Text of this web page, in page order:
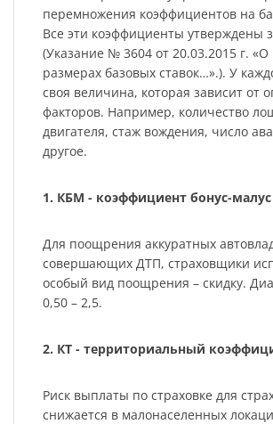
перемножения коэффициентов на
Все эти коэффициенты утверждены
(Указание № 3604 от 20.03.2015 г.
размерах базовых ставок…».). У
своя величина, которая зависит от
факторов. Например, количество
двигателя, стаж вождения, число
другое.
1. КБМ - коэффициент бонус-малус
Для поощрения аккуратных
совершающих ДТП, страховщики
особый вид поощрения – скидку.
0,50 – 2,5.
2. КТ - территориальный
Риск выплаты по страховке для
снижается в малонаселенных